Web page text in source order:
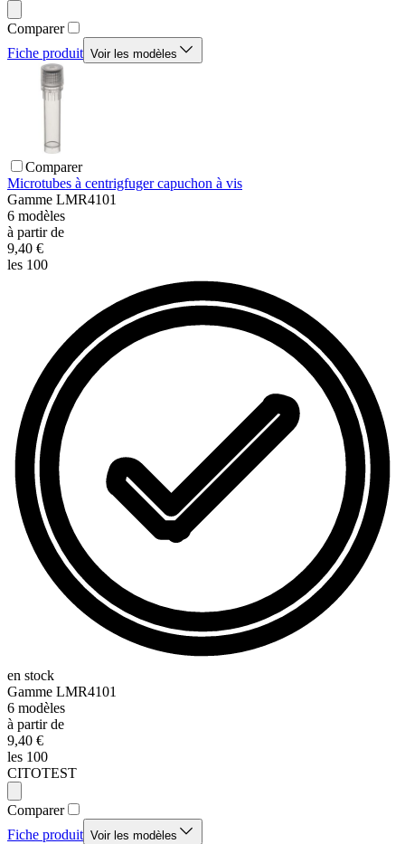
Comparer
Fiche produit Voir les modèles
Comparer
Microtubes à centrigfuger capuchon à vis
Gamme LMR4101
6 modèles
à partir de
9,40 €
les 100
en stock
Gamme LMR4101
6 modèles
à partir de
9,40 €
les 100
CITOTEST
Comparer
Fiche produit Voir les modèles